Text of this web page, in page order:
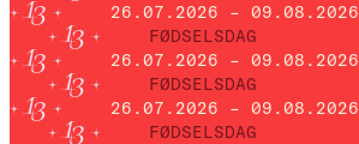
26.07.2026 – 09.08.2026
FØDSELSDAG
26.07.2026 – 09.08.2026
FØDSELSDAG
26.07.2026 – 09.08.2026
FØDSELSDAG